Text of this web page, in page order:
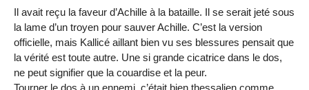
Il avait reçu la faveur d’Achille à la bataille. Il se serait jeté sous
la lame d’un troyen pour sauver Achille. C’est la version
officielle, mais Kallicé aillant bien vu ses blessures pensait que
la vérité est toute autre. Une si grande cicatrice dans le dos,
ne peut signifier que la couardise et la peur.